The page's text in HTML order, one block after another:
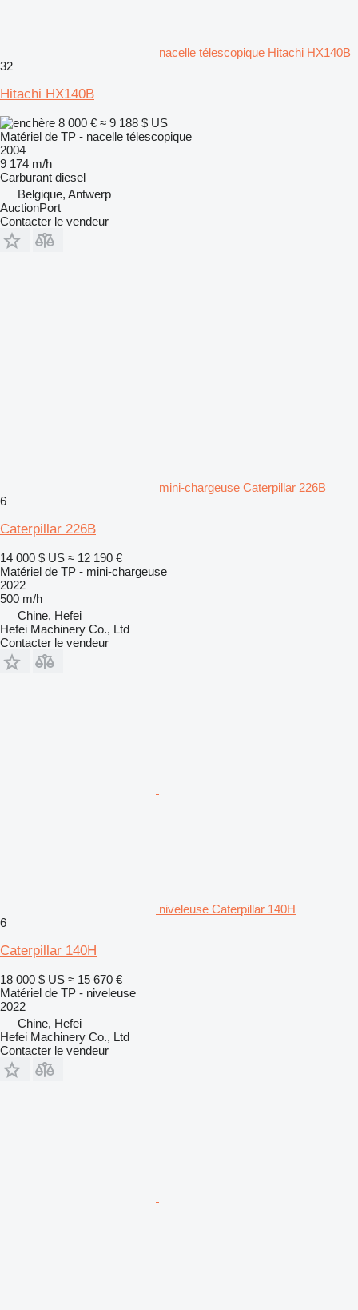
nacelle télescopique Hitachi HX140B
32
Hitachi HX140B
8 000 € ≈ 9 188 $ US
Matériel de TP - nacelle télescopique
2004
9 174 m/h
Carburant diesel
Belgique, Antwerp
AuctionPort
Contacter le vendeur
mini-chargeuse Caterpillar 226B
6
Caterpillar 226B
14 000 $ US ≈ 12 190 €
Matériel de TP - mini-chargeuse
2022
500 m/h
Chine, Hefei
Hefei Machinery Co., Ltd
Contacter le vendeur
niveleuse Caterpillar 140H
6
Caterpillar 140H
18 000 $ US ≈ 15 670 €
Matériel de TP - niveleuse
2022
Chine, Hefei
Hefei Machinery Co., Ltd
Contacter le vendeur